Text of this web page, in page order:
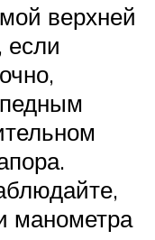
верхней
если
манометра